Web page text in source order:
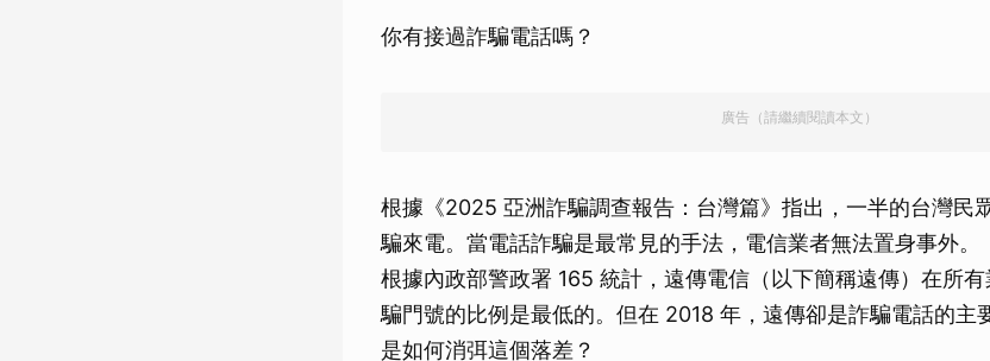
你有接過詐騙電話嗎？
廣告（請繼續閱讀本文）
根據《2025 亞洲詐騙調查報告：台灣篇》指出，一半的台灣民
騙來電。當電話詐騙是最常見的手法，電信業者無法置身事外。
根據內政部警政署 165 統計，遠傳電信（以下簡稱遠傳）在所
騙門號的比例是最低的。但在 2018 年，遠傳卻是詐騙電話的主
是如何消弭這個落差？